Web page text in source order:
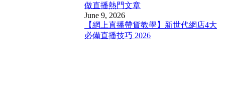
做直播熱門文章
June 9, 2026
【網上直播帶貨教學】新世代網店4大
必備直播技巧 2026